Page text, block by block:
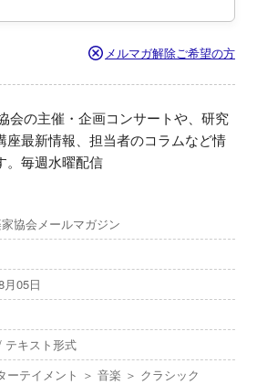
メルマガ解除ご希望の方
会の主催・企画コンサートや、研究
座最新情報、担当者のコラムなど情
。毎週水曜配信
協会メールマガジン
月05日
テキスト形式
ーテイメント ＞ 音楽 ＞ クラシック